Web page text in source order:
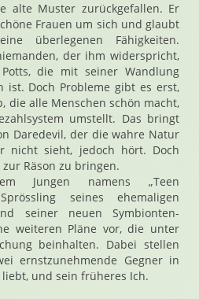
alte Muster zurückgefallen. Er
Frauen um sich und glaubt
überlegenen Fähigkeiten.
der ihm widerspricht,
die mit seiner Wandlung
ist. Doch Probleme gibt es erst,
die alle Menschen schön macht,
umstellt. Das bringt
Daredevil, der die wahre Natur
nicht sieht, jedoch hört. Doch
Räson zu bringen.
Jungen namens „Teen
seines ehemaligen
seiner neuen Symbionten-
weiteren Pläne vor, die unter
beinhalten. Dabei stellen
ernstzunehmende Gegner in
und sein früheres Ich.